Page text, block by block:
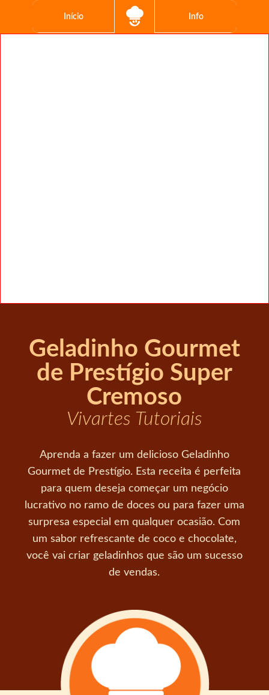
Início Info
Geladinho Gourmet
de Prestígio Super
Cremoso
Vivartes Tutoriais
Aprenda a fazer um delicioso Geladinho
Gourmet de Prestígio. Esta receita é perfeita
para quem deseja começar um negócio
lucrativo no ramo de doces ou para fazer uma
surpresa especial em qualquer ocasião. Com
um sabor refrescante de coco e chocolate,
você vai criar geladinhos que são um sucesso
de vendas.